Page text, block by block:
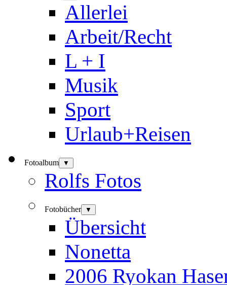
Allerlei
Arbeit/Recht
L + I
Musik
Sport
Urlaub+Reisen
Fotoalbum ▼
Rolfs Fotos
Fotobücher ▼
Übersicht
Nonetta
2006 Ryokan